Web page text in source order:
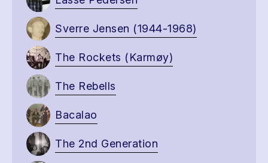
Sverre Jensen (1944-1968)
The Rockets (Karmøy)
The Rebells
Bacalao
The 2nd Generation